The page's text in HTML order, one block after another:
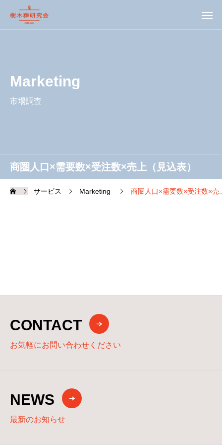
商圏人口×需要数×受注数×売上（見込表）
Marketing
市場調査
サービス Marketing 商圏人口×需要数×受注数×売
CONTACT
お気軽にお問い合わせください
NEWS
最新のお知らせ